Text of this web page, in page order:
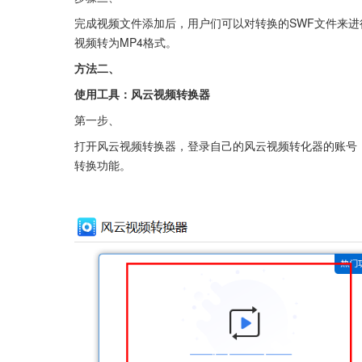
完成视频文件添加后，用户们可以对转换的SWF文件来
视频转为MP4格式。
方法二、
使用工具：风云视频转换器
第一步、
打开风云视频转换器，登录自己的风云视频转化器的账
转换功能。